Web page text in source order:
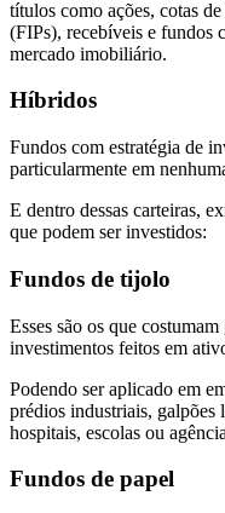
títulos como ações, cotas
(FIPs), recebíveis e fundos
mercado imobiliário.
Híbridos
Fundos com estratégia de
particularmente em
E dentro dessas carteiras,
que podem ser investidos:
Fundos de tijolo
Esses são os que
investimentos feitos em
Podendo ser aplicado em
prédios industriais, galpões
hospitais, escolas ou
Fundos de papel